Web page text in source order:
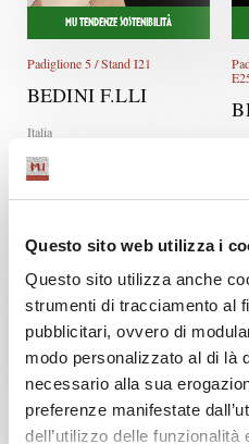
Questo sito web utilizza i
Questo sito utilizza anche
strumenti di tracciamento al
pubblicitari, ovvero di
modo personalizzato al di là
necessario alla sua
preferenze manifestate
dell’utilizzo delle
MU TENDENZE SOSTENIBILITÀ
Padiglione 5 / Stand I21
BEDINI F.LLI
Italia
MU TENDENZE SOSTENIBILITÀ
Padiglione 3 / Stand E11 E13